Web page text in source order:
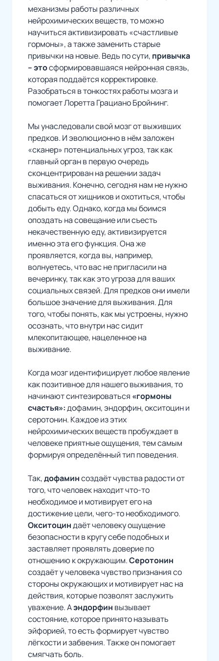
механизмы работы различных
нейрохимических веществ, то можно
научиться активизировать «счастливые
гормоны», а также заменить старые
привычки на новые. Ведь по сути, привычка
– этосформировавшаяся нейронная связь,
которая поддаётся корректировке.
Разобраться в тонкостях работы мозга и
помогает Лоретта Грациано Бройнинг.
Мы унаследовали свой мозг от выживших
предков. И эволюционно в нём заложен
«сканер» потенциальных угроз, так как
главный орган в первую очередь
сконцентрирован на решении задач
выживания. Конечно, сегодня нам не нужно
спасаться от хищников и охотиться, чтобы
добыть еду. Однако, когда мы боимся
опоздать на совещание или съесть
некачественную еду, активизируется
именно эта его функция. Она же
проявляется, когда вы, например,
волнуетесь, что вас не пригласили на
вечеринку, так как это угроза для ваших
социальных связей. Для предков они имели
большое значение для выживания. Для
того, чтобы понять, как мы устроены, нужно
осознать, что внутри нас сидит
млекопитающее, нацеленное на
выживание.
Когда мозг идентифицирует любое явление
как позитивное для нашего выживания, то
начинают синтезироваться «гормоны
счастья»:дофамин, эндорфин, окситоцин и
серотонин. Каждое из этих
нейрохимических веществ пробуждает в
человеке приятные ощущения, тем самым
формируя определённый тип поведения.
Так,дофаминсоздаёт чувства радости от
того, что человек находит что-то
необходимое и мотивирует его на
достижение цели, чего-то необходимого.
Окситоциндаёт человеку ощущение
безопасности в кругу себе подобных и
заставляет проявлять доверие по
отношению к окружающим.Серотонин
создаёт у человека чувство признания со
стороны окружающих и мотивирует нас на
действия, которые позволят заслужить
уважение. Аэндорфин вызывает
состояние, которое принято называть
эйфорией, то есть формирует чувство
лёгкости и забвения. Также он помогает
смягчать боль.